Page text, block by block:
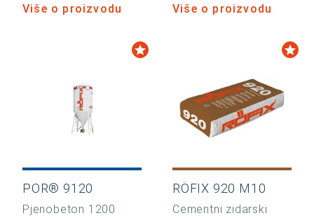
Više o proizvodu Više o proizvodu
POR® 9120
Pjenobeton 1200
RÖFIX 920 M10
Cementni zidarski